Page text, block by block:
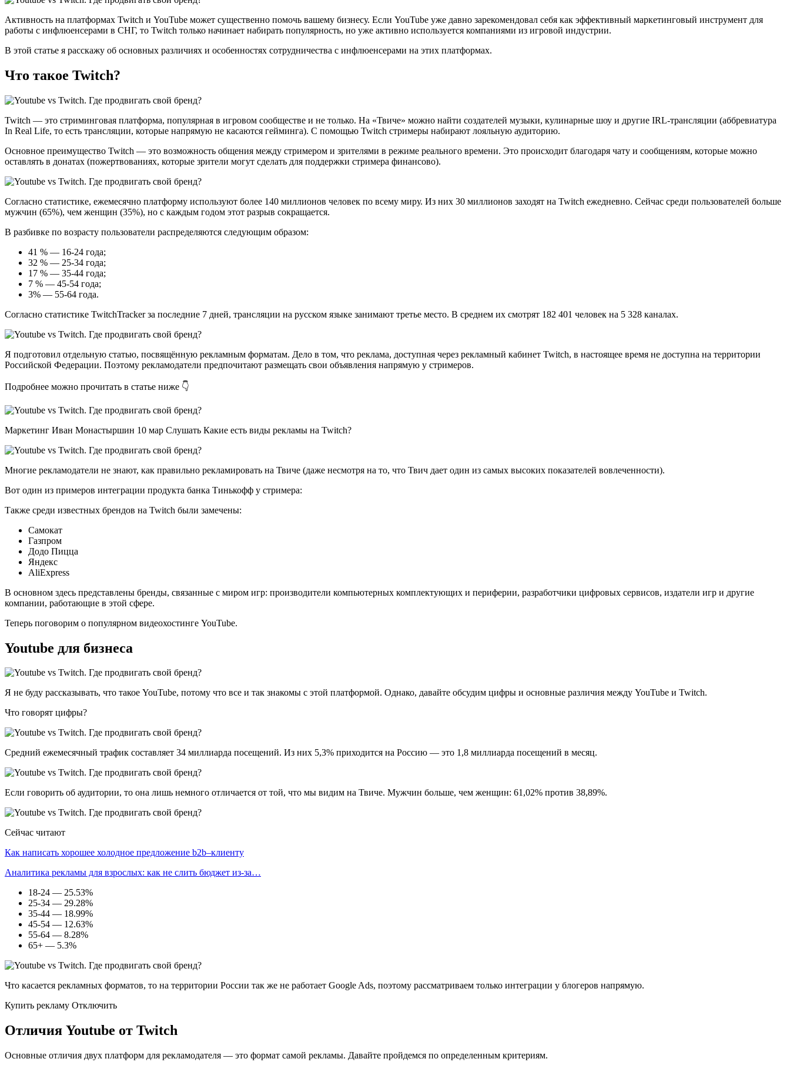
Активность на платформах Twitch и YouTube может существенно помочь вашему бизнесу. Если YouTube уже давно зарекомендовал себя как эффективный маркетинговый инструмент для
работы с инфлюенсерами в СНГ, то Twitch только начинает набирать популярность, но уже активно используется компаниями из игровой индустрии.
В этой статье я расскажу об основных различиях и особенностях сотрудничества с инфлюенсерами на этих платформах.
Что такое Twitch?
Twitch — это стриминговая платформа, популярная в игровом сообществе и не только. На «Твиче» можно найти создателей музыки, кулинарные шоу и другие IRL-трансляции (аббревиатура
In Real Life, то есть трансляции, которые напрямую не касаются гейминга). С помощью Twitch стримеры набирают лояльную аудиторию.
Основное преимущество Twitch — это возможность общения между стримером и зрителями в режиме реального времени. Это происходит благодаря чату и сообщениям, которые можно
оставлять в донатах (пожертвованиях, которые зрители могут сделать для поддержки стримера финансово).
Согласно статистике, ежемесячно платформу используют более 140 миллионов человек по всему миру. Из них 30 миллионов заходят на Twitch ежедневно. Сейчас среди пользователей больше
мужчин (65%), чем женщин (35%), но с каждым годом этот разрыв сокращается.
В разбивке по возрасту пользователи распределяются следующим образом:
41 % — 16-24 года;
32 % — 25-34 года;
17 % — 35-44 года;
7 % — 45-54 года;
3% — 55-64 года.
Согласно статистике TwitchTracker за последние 7 дней, трансляции на русском языке занимают третье место. В среднем их смотрят 182 401 человек на 5 328 каналах.
Я подготовил отдельную статью, посвящённую рекламным форматам. Дело в том, что реклама, доступная через рекламный кабинет Twitch, в настоящее время не доступна на территории
Российской Федерации. Поэтому рекламодатели предпочитают размещать свои объявления напрямую у стримеров.
Подробнее можно прочитать в статье ниже 👇
Маркетинг Иван Монастыршин 10 мар Слушать Какие есть виды рекламы на Twitch?
Многие рекламодатели не знают, как правильно рекламировать на Твиче (даже несмотря на то, что Твич дает один из самых высоких показателей вовлеченности).
Вот один из примеров интеграции продукта банка Тинькофф у стримера:
Также среди известных брендов на Twitch были замечены:
Самокат
Газпром
Додо Пицца
Яндекс
AliExpress
В основном здесь представлены бренды, связанные с миром игр: производители компьютерных комплектующих и периферии, разработчики цифровых сервисов, издатели игр и другие
компании, работающие в этой сфере.
Теперь поговорим о популярном видеохостинге YouTube.
Youtube для бизнеса
Я не буду рассказывать, что такое YouTube, потому что все и так знакомы с этой платформой. Однако, давайте обсудим цифры и основные различия между YouTube и Twitch.
Что говорят цифры?
Средний ежемесячный трафик составляет 34 миллиарда посещений. Из них 5,3% приходится на Россию — это 1,8 миллиарда посещений в месяц.
Если говорить об аудитории, то она лишь немного отличается от той, что мы видим на Твиче. Мужчин больше, чем женщин: 61,02% против 38,89%.
Сейчас читают
Как написать хорошее холодное предложение b2b–клиенту
Аналитика рекламы для взрослых: как не слить бюджет из-за…
18-24 — 25.53%
25-34 — 29.28%
35-44 — 18.99%
45-54 — 12.63%
55-64 — 8.28%
65+ — 5.3%
Что касается рекламных форматов, то на территории России так же не работает Google Ads, поэтому рассматриваем только интеграции у блогеров напрямую.
Купить рекламу Отключить
Отличия Youtube от Twitch
Основные отличия двух платформ для рекламодателя — это формат самой рекламы. Давайте пройдемся по определенным критериям.